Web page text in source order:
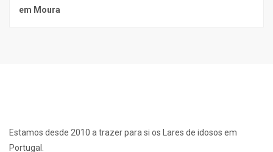
em Moura
Estamos desde 2010 a trazer para si os Lares de idosos em
Portugal.